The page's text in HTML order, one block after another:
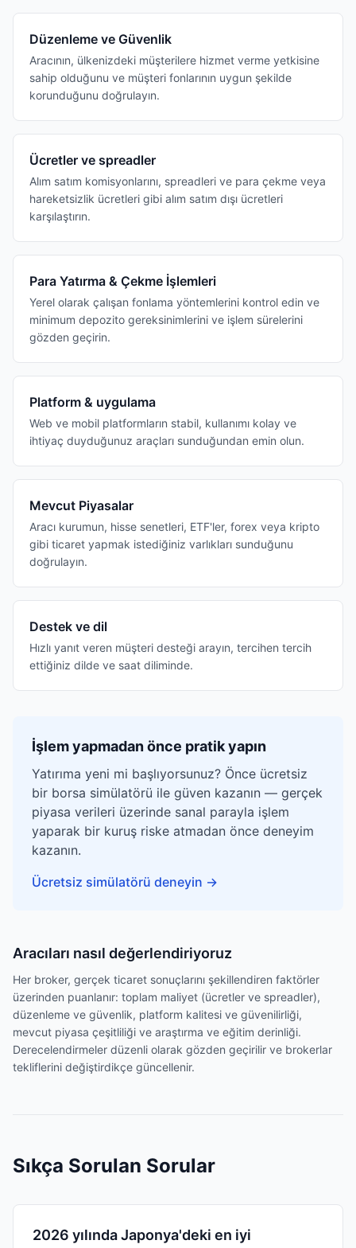
Düzenleme ve Güvenlik
Aracının, ülkenizdeki müşterilere hizmet verme yetkisine
sahip olduğunu ve müşteri fonlarının uygun şekilde
korunduğunu doğrulayın.
Ücretler ve spreadler
Alım satım komisyonlarını, spreadleri ve para çekme veya
hareketsizlik ücretleri gibi alım satım dışı ücretleri
karşılaştırın.
Para Yatırma & Çekme İşlemleri
Yerel olarak çalışan fonlama yöntemlerini kontrol edin ve
minimum depozito gereksinimlerini ve işlem sürelerini
gözden geçirin.
Platform & uygulama
Web ve mobil platformların stabil, kullanımı kolay ve
ihtiyaç duyduğunuz araçları sunduğundan emin olun.
Mevcut Piyasalar
Aracı kurumun, hisse senetleri, ETF'ler, forex veya kripto
gibi ticaret yapmak istediğiniz varlıkları sunduğunu
doğrulayın.
Destek ve dil
Hızlı yanıt veren müşteri desteği arayın, tercihen tercih
ettiğiniz dilde ve saat diliminde.
İşlem yapmadan önce pratik yapın
Yatırıma yeni mi başlıyorsunuz? Önce ücretsiz
bir borsa simülatörü ile güven kazanın — gerçek
piyasa verileri üzerinde sanal parayla işlem
yaparak bir kuruş riske atmadan önce deneyim
kazanın.
Ücretsiz simülatörü deneyin →
Aracıları nasıl değerlendiriyoruz
Her broker, gerçek ticaret sonuçlarını şekillendiren faktörler
üzerinden puanlanır: toplam maliyet (ücretler ve spreadler),
düzenleme ve güvenlik, platform kalitesi ve güvenilirliği,
mevcut piyasa çeşitliliği ve araştırma ve eğitim derinliği.
Derecelendirmeler düzenli olarak gözden geçirilir ve brokerlar
tekliflerini değiştirdikçe güncellenir.
Sıkça Sorulan Sorular
2026 yılında Japonya'deki en iyi